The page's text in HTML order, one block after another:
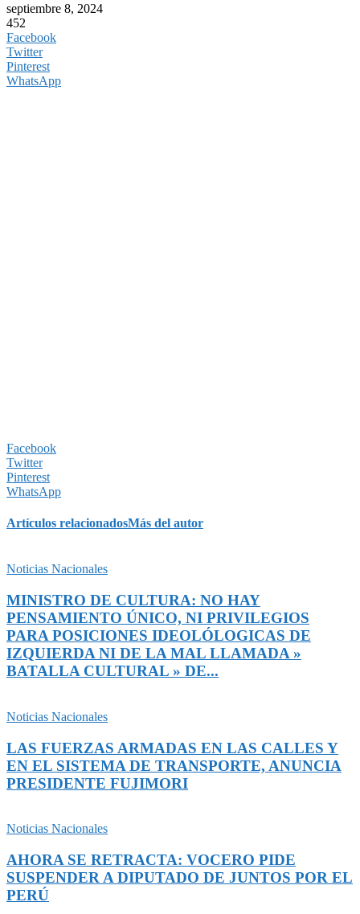
septiembre 8, 2024
452
Facebook
Twitter
Pinterest
WhatsApp
Facebook
Twitter
Pinterest
WhatsApp
Artículos relacionadosMás del autor
Noticias Nacionales
MINISTRO DE CULTURA: NO HAY
PENSAMIENTO ÚNICO, NI PRIVILEGIOS
PARA POSICIONES IDEOLÓLOGICAS DE
IZQUIERDA NI DE LA MAL LLAMADA »
BATALLA CULTURAL » DE...
Noticias Nacionales
LAS FUERZAS ARMADAS EN LAS CALLES Y
EN EL SISTEMA DE TRANSPORTE, ANUNCIA
PRESIDENTE FUJIMORI
Noticias Nacionales
AHORA SE RETRACTA: VOCERO PIDE
SUSPENDER A DIPUTADO DE JUNTOS POR EL
PERÚ